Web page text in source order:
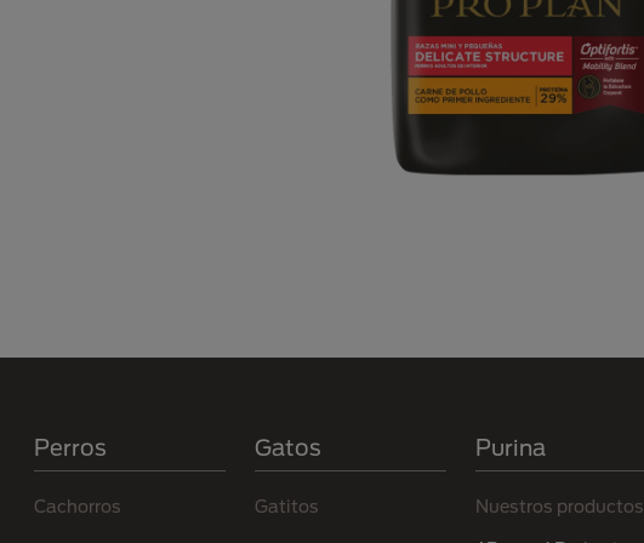
Perros
Cachorros
Gatos
Gatitos
Purina
Nuestros productos